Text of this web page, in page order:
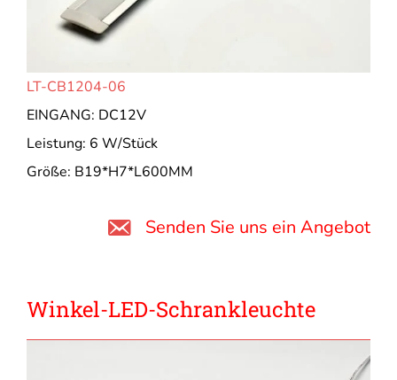
LT-CB1204-06
EINGANG: DC12V
Leistung: 6 W/Stück
Größe: B19*H7*L600MM
Senden Sie uns ein Angebot
Winkel-LED-Schrankleuchte